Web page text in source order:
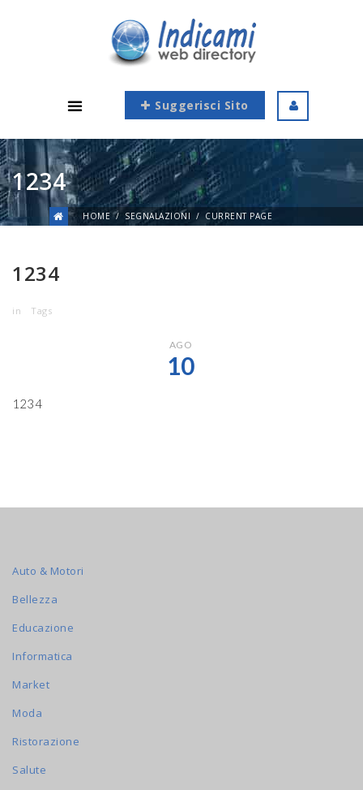
Suggerisci Sito
1234
HOME SEGNALAZIONI CURRENT PAGE
1234
in Tags
AGO
10
1234
Auto & Motori
Bellezza
Educazione
Informatica
Market
Moda
Ristorazione
Salute